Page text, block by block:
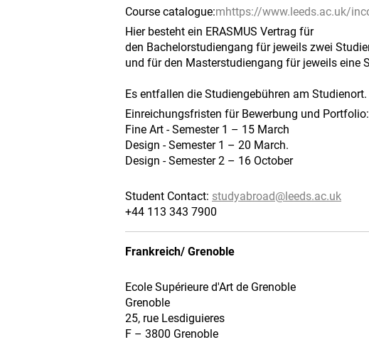
Course catalogue:mhttps://www.leeds.ac.uk/
Hier besteht ein ERASMUS Vertrag für
den Bachelorstudiengang für jeweils zwei
und für den Masterstudiengang für jeweils eine
Es entfallen die Studiengebühren am Studienort.
Einreichungsfristen für Bewerbung und Portfolio:
Fine Art - Semester 1 – 15 March
Design - Semester 1 – 20 March.
Design - Semester 2 – 16 October
Student Contact: studyabroad@ leeds.ac.uk
+44 113 343 7900
Frankreich/ Grenoble
Ecole Supérieure d'Art de Grenoble
Grenoble
25, rue Lesdiguieres
F – 3800 Grenoble